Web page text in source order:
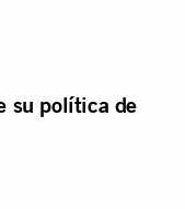
su política de